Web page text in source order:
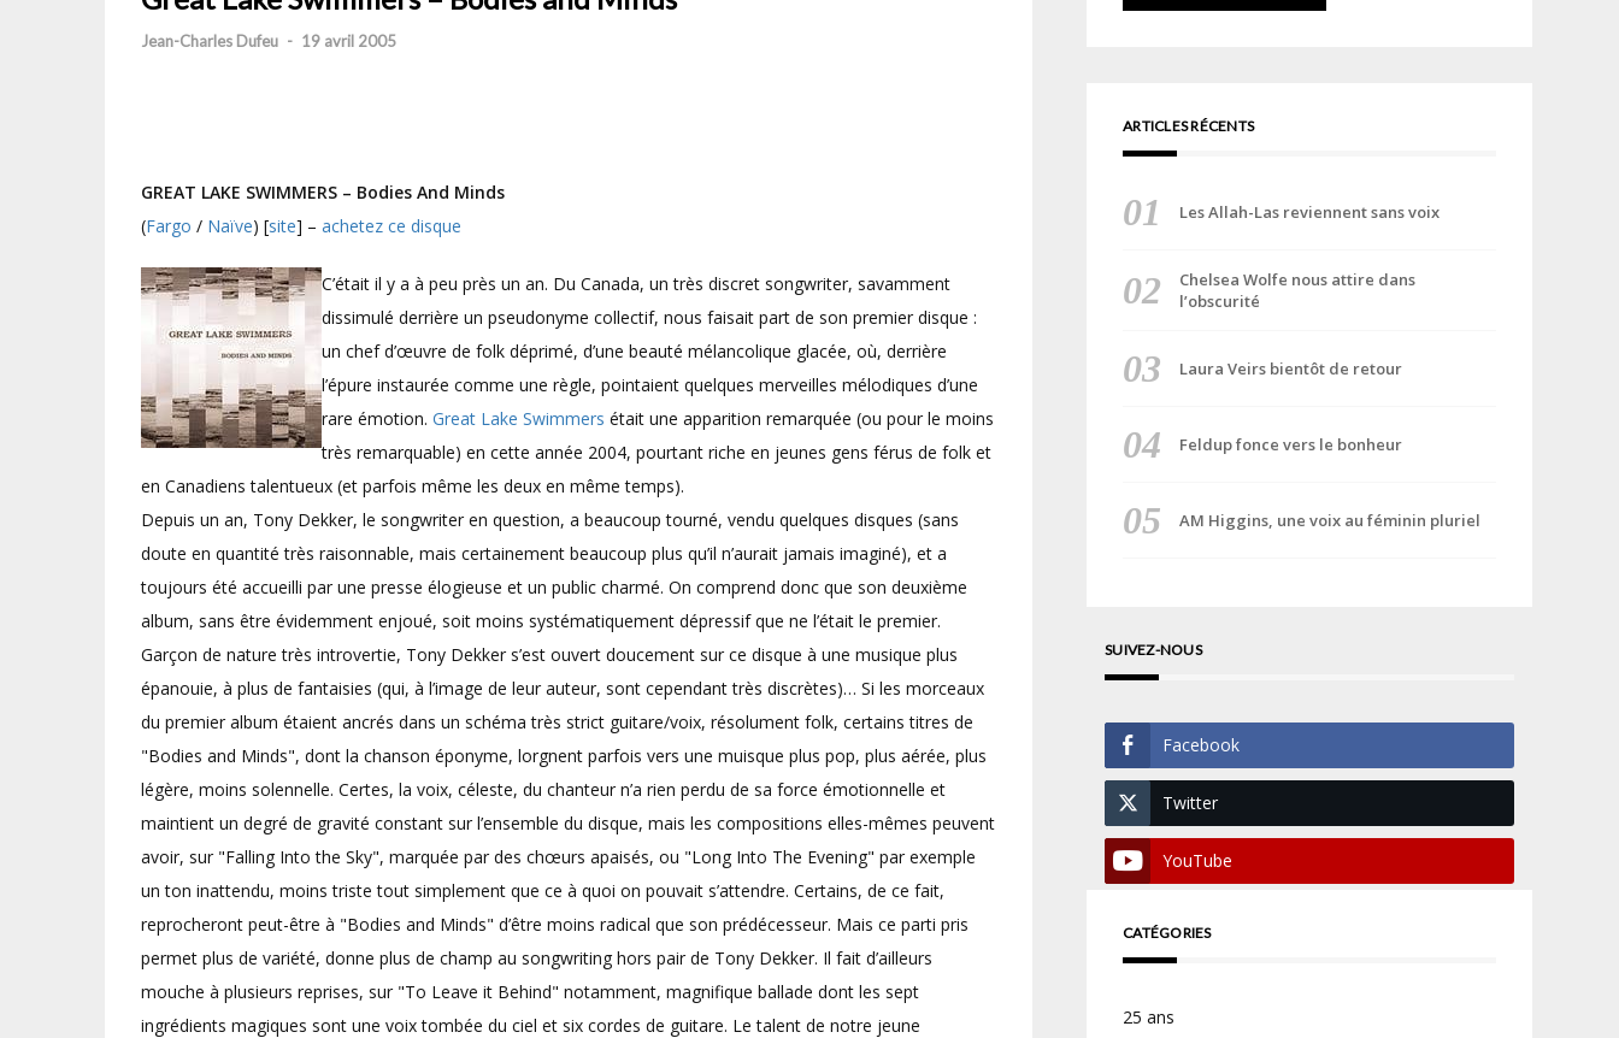
Jean-Charles Dufeu - 19 avril 2005
GREAT LAKE SWIMMERS – Bodies And Minds
(Fargo / Naïve) [site] – achetez ce disque
C’était il y a à peu près un an. Du Canada, un très discret songwriter, savamment
dissimulé derrière un pseudonyme collectif, nous faisait part de son premier disque :
un chef d’œuvre de folk déprimé, d’une beauté mélancolique glacée, où, derrière
l’épure instaurée comme une règle, pointaient quelques merveilles mélodiques d’une
rare émotion. Great Lake Swimmers était une apparition remarquée (ou pour le moins
très remarquable) en cette année 2004, pourtant riche en jeunes gens férus de folk et
en Canadiens talentueux (et parfois même les deux en même temps).
Depuis un an, Tony Dekker, le songwriter en question, a beaucoup tourné, vendu quelques disques (sans
doute en quantité très raisonnable, mais certainement beaucoup plus qu’il n’aurait jamais imaginé), et a
toujours été accueilli par une presse élogieuse et un public charmé. On comprend donc que son deuxième
album, sans être évidemment enjoué, soit moins systématiquement dépressif que ne l’était le premier.
Garçon de nature très introvertie, Tony Dekker s’est ouvert doucement sur ce disque à une musique plus
épanouie, à plus de fantaisies (qui, à l’image de leur auteur, sont cependant très discrètes)… Si les morceaux
du premier album étaient ancrés dans un schéma très strict guitare/voix, résolument folk, certains titres de
"Bodies and Minds", dont la chanson éponyme, lorgnent parfois vers une muisque plus pop, plus aérée, plus
légère, moins solennelle. Certes, la voix, céleste, du chanteur n’a rien perdu de sa force émotionnelle et
maintient un degré de gravité constant sur l’ensemble du disque, mais les compositions elles-mêmes peuvent
avoir, sur "Falling Into the Sky", marquée par des chœurs apaisés, ou "Long Into The Evening" par exemple
un ton inattendu, moins triste tout simplement que ce à quoi on pouvait s’attendre. Certains, de ce fait,
reprocheront peut-être à "Bodies and Minds" d’être moins radical que son prédécesseur. Mais ce parti pris
permet plus de variété, donne plus de champ au songwriting hors pair de Tony Dekker. Il fait d’ailleurs
mouche à plusieurs reprises, sur "To Leave it Behind" notamment, magnifique ballade dont les sept
ingrédients magiques sont une voix tombée du ciel et six cordes de guitare. Le talent de notre jeune
ARTICLES RÉCENTS
Les Allah-Las reviennent sans voix
Chelsea Wolfe nous attire dans
l’obscurité
Laura Veirs bientôt de retour
Feldup fonce vers le bonheur
AM Higgins, une voix au féminin pluriel
SUIVEZ-NOUS
Facebook
Twitter
YouTube
CATÉGORIES
25 ans